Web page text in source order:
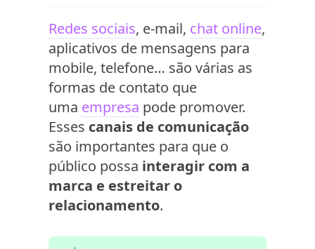
Redes sociais, e-mail, chat online,
aplicativos de mensagens para
mobile, telefone… são várias as
formas de contato que
uma empresa pode promover.
Esses canais de comunicação
são importantes para que o
público possa interagir com a
marca e estreitar o
relacionamento.